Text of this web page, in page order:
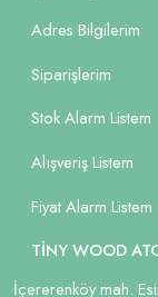
Adres Bilgilerim
Siparişlerim
Stok Alarm Listem
Alışveriş Listem
Fiyat Alarm Listem
TİNY WOOD
İçererenköy mah.